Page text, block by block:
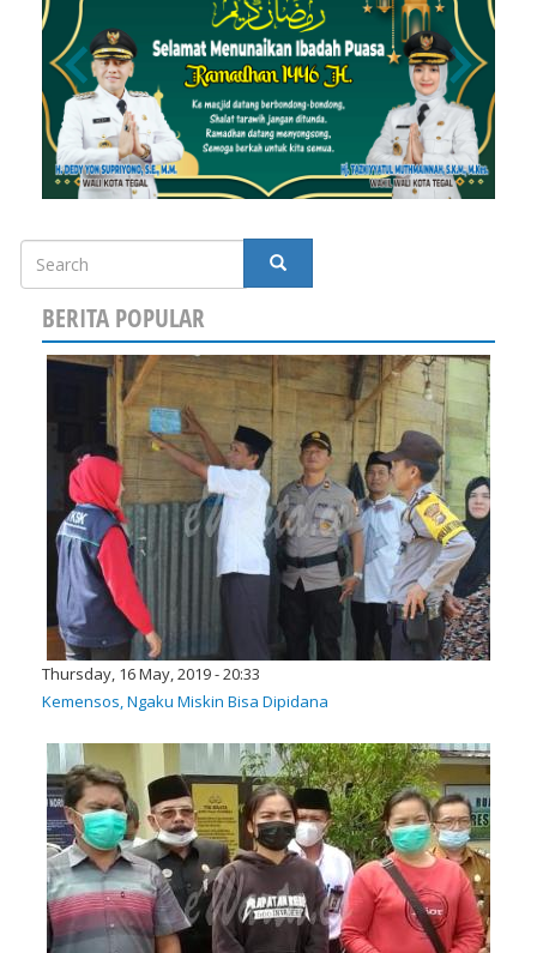
Search
SEARCH
BERITA POPULAR
Thursday, 16 May, 2019 - 20:33
Kemensos, Ngaku Miskin Bisa Dipidana